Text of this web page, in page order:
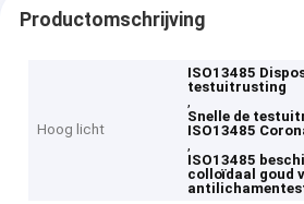
Productomschrijving
Hoog licht
ISO13485
testuitrusting
,
Snelle de
ISO13485
,
ISO13485
colloïdaal goud